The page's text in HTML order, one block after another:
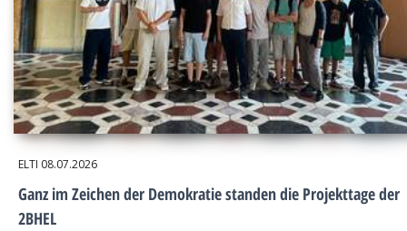
ELTI 08.07.2026
Ganz im Zeichen der Demokratie standen die Projekttage der
2BHEL